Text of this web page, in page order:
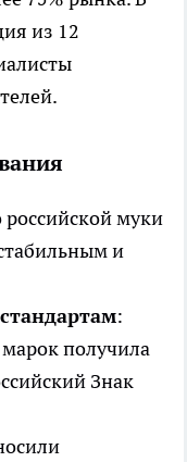
из 12
российской муки
и
:
получила
Знак